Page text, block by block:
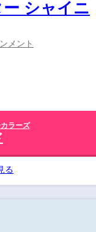
シャイニ
メント
ラーズ
る